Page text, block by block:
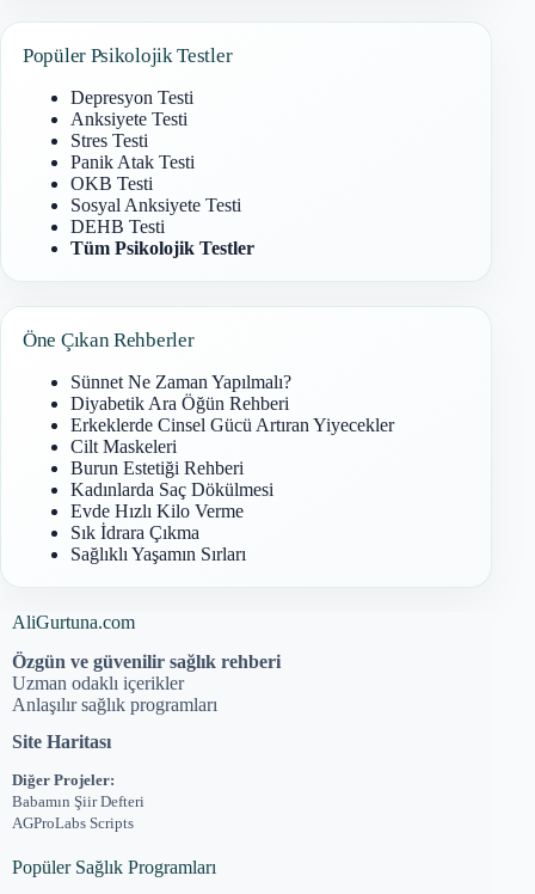
Popüler Psikolojik Testler
Depresyon Testi
Anksiyete Testi
Stres Testi
Panik Atak Testi
OKB Testi
Sosyal Anksiyete Testi
DEHB Testi
Tüm Psikolojik Testler
Öne Çıkan Rehberler
Sünnet Ne Zaman Yapılmalı?
Diyabetik Ara Öğün Rehberi
Erkeklerde Cinsel Gücü Artıran Yiyecekler
Cilt Maskeleri
Burun Estetiği Rehberi
Kadınlarda Saç Dökülmesi
Evde Hızlı Kilo Verme
Sık İdrara Çıkma
Sağlıklı Yaşamın Sırları
AliGurtuna.com
Özgün ve güvenilir sağlık rehberi
Uzman odaklı içerikler
Anlaşılır sağlık programları
Site Haritası
Diğer Projeler:
Babamın Şiir Defteri
AGProLabs Scripts
Popüler Sağlık Programları